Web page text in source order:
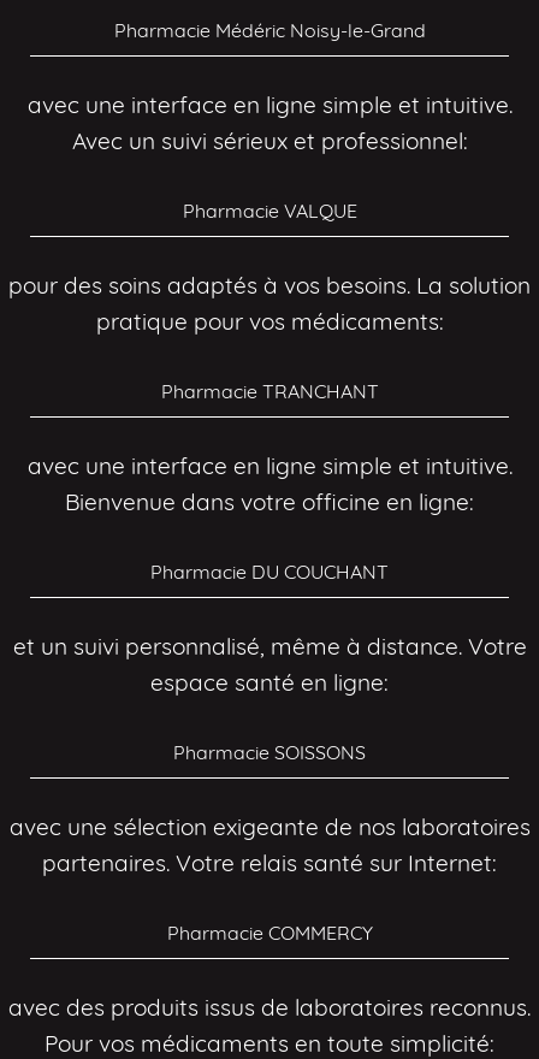
Pharmacie Médéric Noisy-le-Grand
avec une interface en ligne simple et intuitive.
Avec un suivi sérieux et professionnel:
Pharmacie VALQUE
pour des soins adaptés à vos besoins. La solution
pratique pour vos médicaments:
Pharmacie TRANCHANT
avec une interface en ligne simple et intuitive.
Bienvenue dans votre officine en ligne:
Pharmacie DU COUCHANT
et un suivi personnalisé, même à distance. Votre
espace santé en ligne:
Pharmacie SOISSONS
avec une sélection exigeante de nos laboratoires
partenaires. Votre relais santé sur Internet:
Pharmacie COMMERCY
avec des produits issus de laboratoires reconnus.
Pour vos médicaments en toute simplicité: